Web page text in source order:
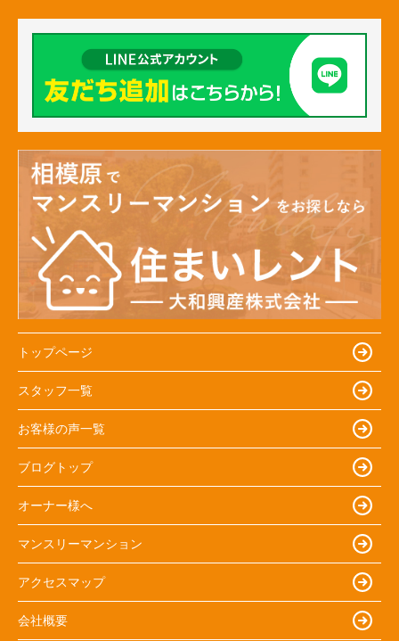
トップページ
スタッフ一覧
お客様の声一覧
ブログトップ
オーナー様へ
マンスリーマンション
アクセスマップ
会社概要